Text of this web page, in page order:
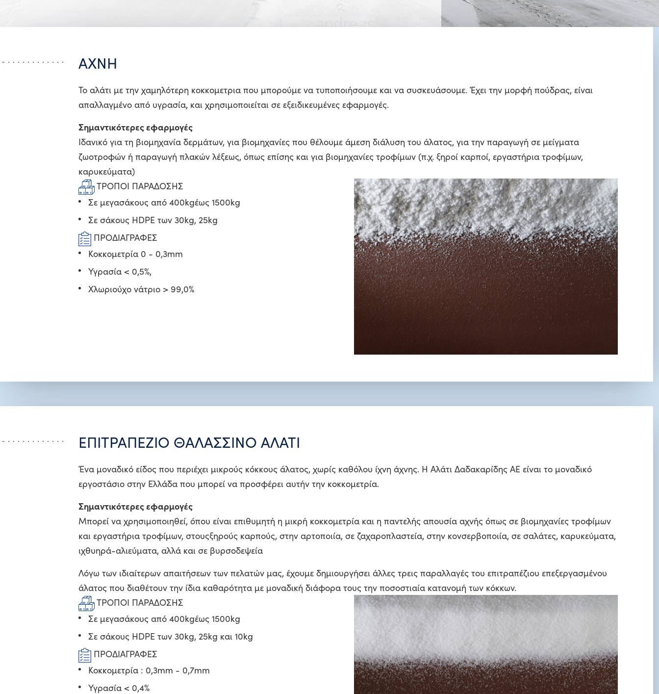
AXNH
Το αλάτι με την χαμηλότερη κοκκομετρια που μπορούμε να τυποποιήσουμε και να συσκευάσουμε. Έχει την μορφή πούδρας, είναι
απαλλαγμένο από υγρασία, και χρησιμοποιείται σε εξειδικευμένες εφαρμογές.
Σημαντικότερες εφαρμογές
Ιδανικό για τη βιομηχανία δερμάτων, για βιομηχανίες που θέλουμε άμεση διάλυση του άλατος, για την παραγωγή σε μείγματα
ζωοτροφών ή παραγωγή πλακών λέξεως, όπως επίσης και για βιομηχανίες τροφίμων (π.χ. ξηροί καρποί, εργαστήρια τροφίμων,
καρυκεύματα)
ΤΡΟΠΟΙ ΠΑΡΑΔΟΣΗΣ
Σε μεγασάκους από 400kgέως 1500kg
Σε σάκους HDPE των 30kg, 25kg
ΠΡΟΔΙΑΓΡΑΦΕΣ
Κοκκομετρία 0 - 0,3mm
Υγρασία < 0,5%,
Χλωριούχο νάτριο > 99,0%
ΕΠΙΤΡΑΠΕΖΙΟ ΘΑΛΑΣΣΙΝΟ ΑΛΑΤΙ
Ένα μοναδικό είδος που περιέχει μικρούς κόκκους άλατος, χωρίς καθόλου ίχνη άχνης. Η Αλάτι Δαδακαρίδης ΑΕ είναι το μοναδικό
εργοστάσιο στην Ελλάδα που μπορεί να προσφέρει αυτήν την κοκκομετρία.
Σημαντικότερες εφαρμογές
Μπορεί να χρησιμοποιηθεί, όπου είναι επιθυμητή η μικρή κοκκομετρία και η παντελής απουσία αχνής όπως σε βιομηχανίες τροφίμων
και εργαστήρια τροφίμων, στουςξηρούς καρπούς, στην αρτοποιία, σε ζαχαροπλαστεία, στην κονσερβοποιία, σε σαλάτες, καρυκεύματα,
ιχθυηρά-αλιεύματα, αλλά και σε βυρσοδεψεία
Λόγω των ιδιαίτερων απαιτήσεων των πελατών μας, έχουμε δημιουργήσει άλλες τρεις παραλλαγές του επιτραπέζιου επεξεργασμένου
άλατος που διαθέτουν την ίδια καθαρότητα με μοναδική διάφορα τους την ποσοστιαία κατανομή των κόκκων.
ΤΡΟΠΟΙ ΠΑΡΑΔΟΣΗΣ
Σε μεγασάκους από 400kgέως 1500kg
Σε σάκους HDPE των 30kg, 25kg και 10kg
ΠΡΟΔΙΑΓΡΑΦΕΣ
Κοκκομετρία : 0,3mm - 0,7mm
Υγρασία < 0,4%